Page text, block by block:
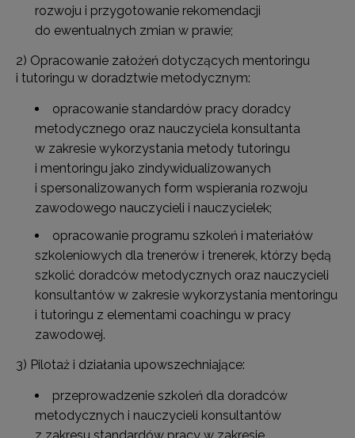
rozwoju i przygotowanie rekomendacji
do ewentualnych zmian w prawie;
2) Opracowanie założeń dotyczących mentoringu
i tutoringu w doradztwie metodycznym:
opracowanie standardów pracy doradcy
metodycznego oraz nauczyciela konsultanta
w zakresie wykorzystania metody tutoringu
i mentoringu jako zindywidualizowanych
i spersonalizowanych form wspierania rozwoju
zawodowego nauczycieli i nauczycielek;
opracowanie programu szkoleń i materiałów
szkoleniowych dla trenerów i trenerek, którzy będą
szkolić doradców metodycznych oraz nauczycieli
konsultantów w zakresie wykorzystania mentoringu
i tutoringu z elementami coachingu w pracy
zawodowej.
3) Pilotaż i działania upowszechniające:
przeprowadzenie szkoleń dla doradców
metodycznych i nauczycieli konsultantów